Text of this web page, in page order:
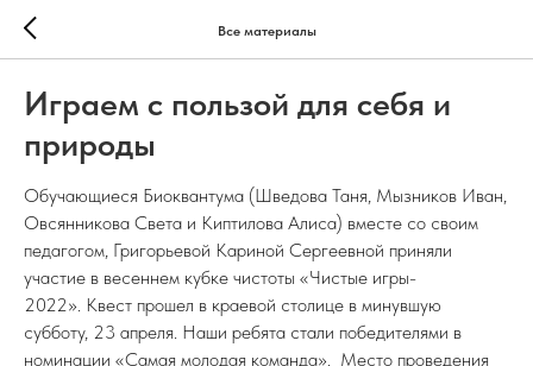
Все материалы
Играем с пользой для себя и
природы
Обучающиеся Биоквантума (Шведова Таня, Мызников Иван,
Овсянникова Света и Киптилова Алиса) вместе со своим
педагогом, Григорьевой Кариной Сергеевной приняли
участие в весеннем кубке чистоты «Чистые игры-
2022». Квест прошел в краевой столице в минувшую
субботу, 23 апреля. Наши ребята стали победителями в
номинации «Самая молодая команда». Место проведения